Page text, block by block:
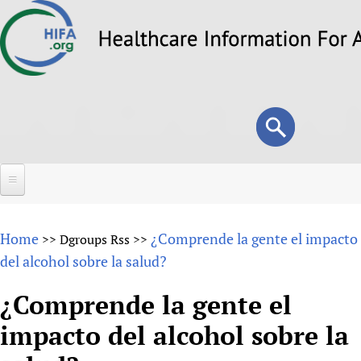
to
Search
form
Search
About
Why HIFA is needed
Vision and Strategy
HIFA (Healthcare Information For All)
How to use the HIFA forums
Projects
Home >> Dgroups Rss >> ¿Comprende la gente el impacto
del alcohol sobre la salud?
¿Comprende la gente el
impacto del alcohol sobre la